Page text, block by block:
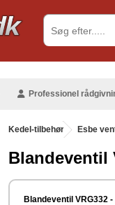
Professionel
Kedel-tilbehør . Esbe
Blandeventil
Blandeventil VRG332